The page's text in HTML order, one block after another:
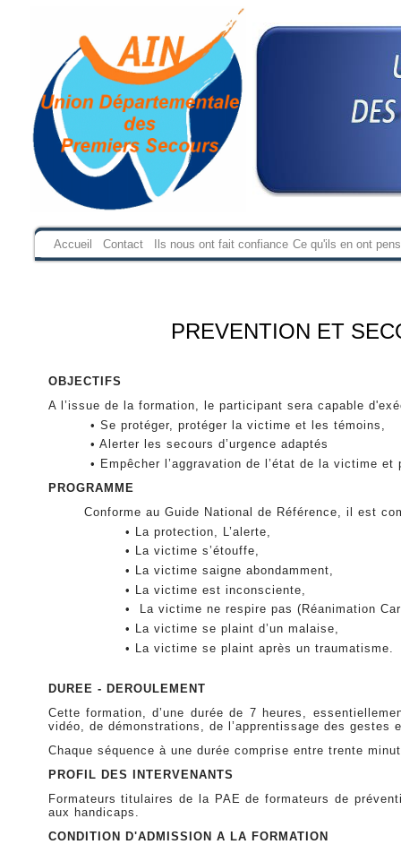
Accueil Contact Ils nous ont fait confiance Ce qu'ils en ont
PREVENTION ET
OBJECTIFS
A l’issue de la formation, le participant sera capable
• Se protéger, protéger la victime et les témoins,
• Alerter les secours d’urgence adaptés
• Empêcher l’aggravation de l’état de la victime
PROGRAMME
Conforme au Guide National de Référence, il est
• La protection, L’alerte,
• La victime s’étouffe,
• La victime saigne abondamment,
• La victime est inconsciente,
• La victime ne respire pas (Réanimation
• La victime se plaint d’un malaise,
• La victime se plaint après un traumatisme.
DUREE - DEROULEMENT
Cette formation, d’une durée de 7 heures,
vidéo, de démonstrations, de l’apprentissage des gestes
Chaque séquence à une durée comprise entre trente
PROFIL DES INTERVENANTS
Formateurs titulaires de la PAE de formateurs de
aux handicaps.
CONDITION D'ADMISSION A LA FORMATION